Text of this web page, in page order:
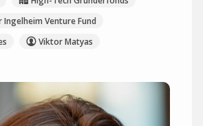
Ingelheim Venture Fund
Viktor Matyas